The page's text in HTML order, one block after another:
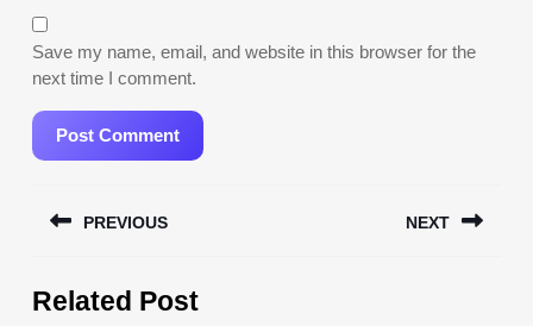
Save my name, email, and website in this browser for the
next time I comment.
navigation
PREVIOUS
post:
NEXT
Related Post